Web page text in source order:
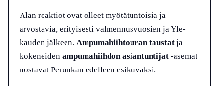
Alan reaktiot ovat olleet myötätuntoisia ja
arvostavia, erityisesti valmennusvuosien ja Yle-
kauden jälkeen. Ampumahiihtouran taustat ja
kokeneiden ampumahiihdon asiantuntijat -asemat
nostavat Perunkan edelleen esikuvaksi.